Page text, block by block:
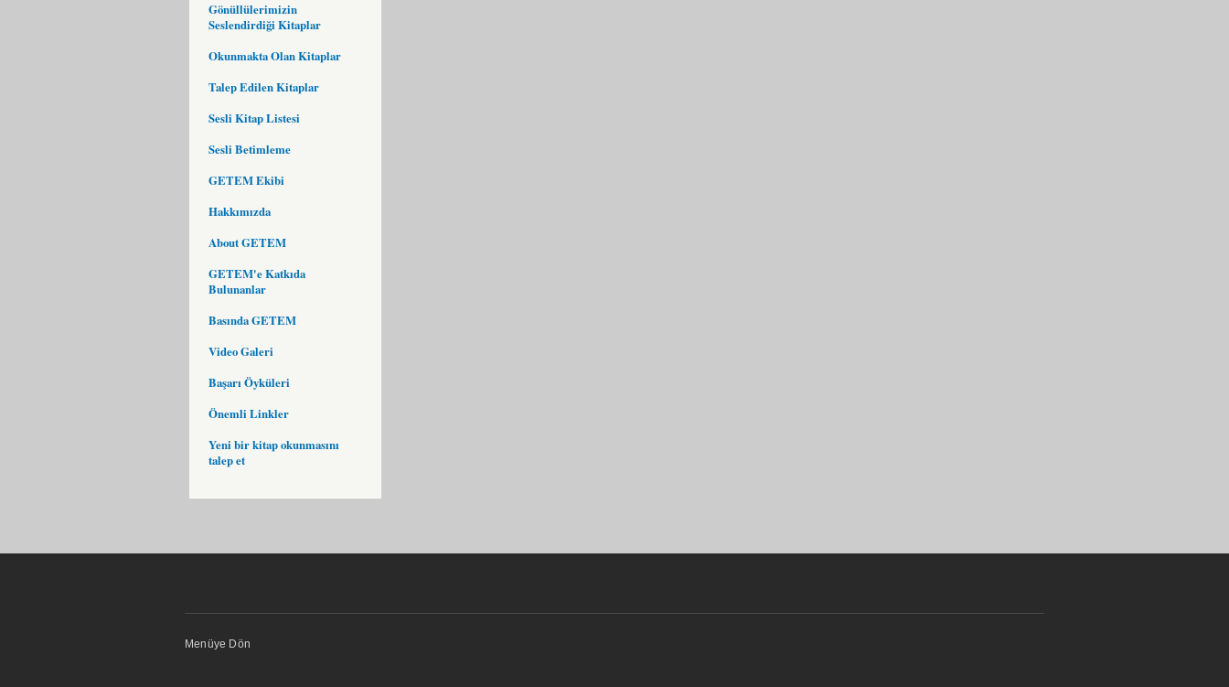
Gönüllülerimizin
Seslendirdiği Kitaplar
Okunmakta Olan Kitaplar
Talep Edilen Kitaplar
Sesli Kitap Listesi
Sesli Betimleme
GETEM Ekibi
Hakkımızda
About GETEM
GETEM'e Katkıda
Bulunanlar
Basında GETEM
Video Galeri
Başarı Öyküleri
Önemli Linkler
Yeni bir kitap okunmasını
talep et
Menüye Dön